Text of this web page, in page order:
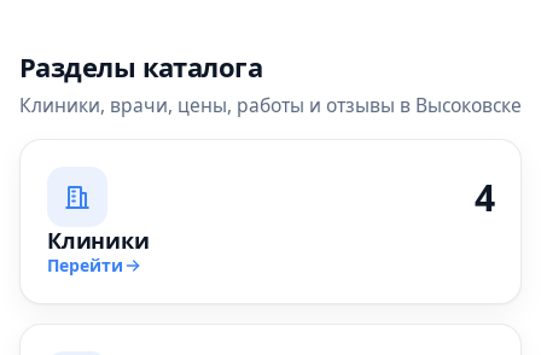
Разделы каталога
Клиники, врачи, цены, работы и отзывы в Высоковске
4
Клиники
Перейти